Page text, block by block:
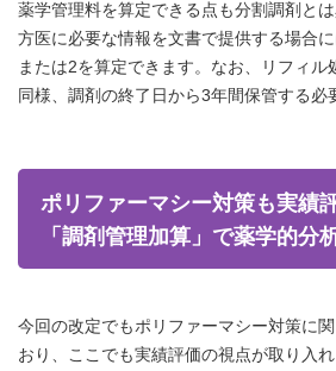
薬学管理料を算定できる点も分割調剤と
方医に必要な情報を文書で提供する場合
または2を算定できます。なお、リフィル
同様、調剤の終了日から3年間保管する必
ポリファーマシー対策も実績
「調剤管理加算」で薬学的分
今回の改定でもポリファーマシー対策に
おり、ここでも実績評価の視点が取り入